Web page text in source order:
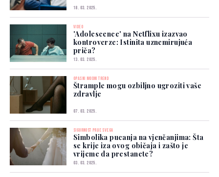
18. 03. 2025.
VIDEO
'Adolescence' na Netflixu izazvao
kontroverze: Istinita uznemirujuća
priča?
13. 03. 2025.
OPASNI MODNI TREND
Štrample mogu ozbiljno ugroziti vaše
zdravlje
07. 03. 2025.
SIGURNOST PRIJE SVEGA
Simbolika pucanja na vjenčanjima: Šta
se krije iza ovog običaja i zašto je
vrijeme da prestanete?
03. 03. 2025.